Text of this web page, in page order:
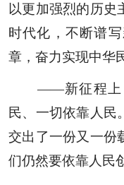
以更加强烈的历史
时代化，不断谱
章，奋力实现中华
——新征程上，
民、一切依靠人民
交出了一份又一份
们仍然要依靠人民